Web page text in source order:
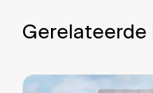
Gerelateerde